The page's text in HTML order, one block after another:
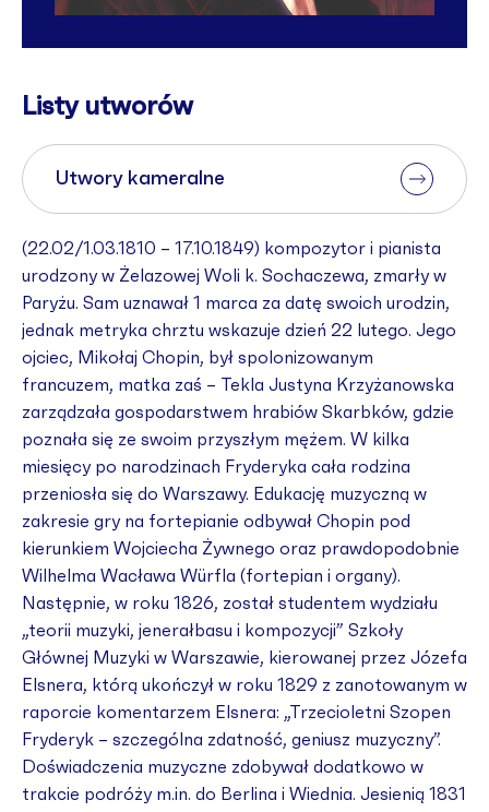
Listy utworów
Utwory kameralne
(22.02/1.03.1810 – 17.10.1849) kompozytor i pianista
urodzony w Żelazowej Woli k. Sochaczewa, zmarły w
Paryżu. Sam uznawał 1 marca za datę swoich urodzin,
jednak metryka chrztu wskazuje dzień 22 lutego. Jego
ojciec, Mikołaj Chopin, był spolonizowanym
francuzem, matka zaś – Tekla Justyna Krzyżanowska
zarządzała gospodarstwem hrabiów Skarbków, gdzie
poznała się ze swoim przyszłym mężem. W kilka
miesięcy po narodzinach Fryderyka cała rodzina
przeniosła się do Warszawy. Edukację muzyczną w
zakresie gry na fortepianie odbywał Chopin pod
kierunkiem Wojciecha Żywnego oraz prawdopodobnie
Wilhelma Wacława Würfla (fortepian i organy).
Następnie, w roku 1826, został studentem wydziału
„teorii muzyki, jenerałbasu i kompozycji” Szkoły
Głównej Muzyki w Warszawie, kierowanej przez Józefa
Elsnera, którą ukończył w roku 1829 z zanotowanym w
raporcie komentarzem Elsnera: „Trzecioletni Szopen
Fryderyk – szczególna zdatność, geniusz muzyczny”.
Doświadczenia muzyczne zdobywał dodatkowo w
trakcie podróży m.in. do Berlina i Wiednia. Jesienią 1831